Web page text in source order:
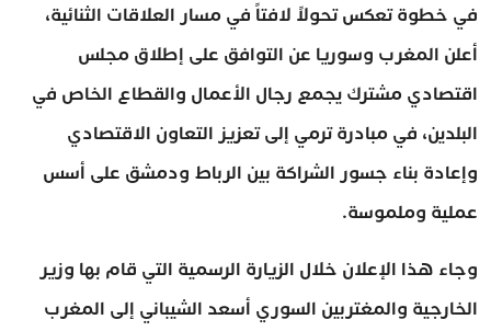
في خطوة تعكس تحولاً لافتاً في مسار العلاقات الثنائية،
أعلن المغرب وسوريا عن التوافق على إطلاق مجلس
اقتصادي مشترك يجمع رجال الأعمال والقطاع الخاص في
البلدين، في مبادرة ترمي إلى تعزيز التعاون الاقتصادي
وإعادة بناء جسور الشراكة بين الرباط ودمشق على أسس
عملية وملموسة.
وجاء هذا الإعلان خلال الزيارة الرسمية التي قام بها وزير
الخارجية والمغتربين السوري أسعد الشيباني إلى المغرب